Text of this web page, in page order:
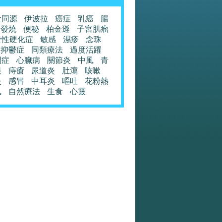
源 伊波拉 癌症 乳癌
腸
發燒
便秘 柏金遜
子宮肌瘤
硬化症
敏感 濕疹
念珠
抑鬱症
同類療法
過度活躍
心臟病 關節炎 中風
青
痔瘡 尿道炎 肚瀉
咳嗽
感冒 中耳炎 嘔吐
花粉熱
自然療法 生食 心靈